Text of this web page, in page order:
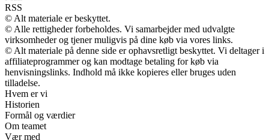
RSS
© Alt materiale er beskyttet.
© Alle rettigheder forbeholdes. Vi samarbejder med udvalgte
virksomheder og tjener muligvis på dine køb via vores links.
© Alt materiale på denne side er ophavsretligt beskyttet. Vi deltager i
affiliateprogrammer og kan modtage betaling for køb via
henvisningslinks. Indhold må ikke kopieres eller bruges uden
tilladelse.
Hvem er vi
Historien
Formål og værdier
Om teamet
Vær med